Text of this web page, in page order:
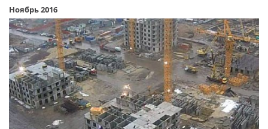
Ноябрь 2016